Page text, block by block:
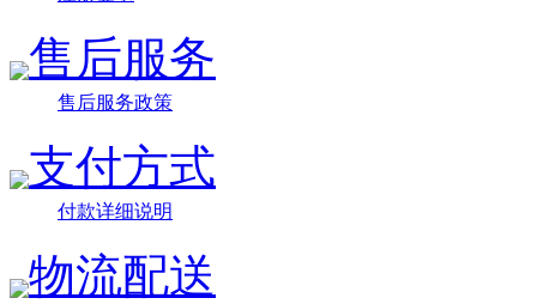
售后服务
售后服务政策
支付方式
付款详细说明
物流配送